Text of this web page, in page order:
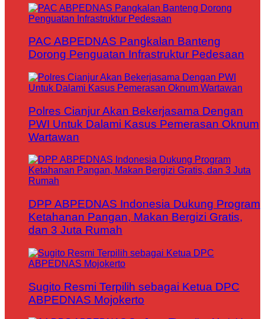
PAC ABPEDNAS Pangkalan Banteng
Dorong Penguatan Infrastruktur Pedesaan
Polres Cianjur Akan Bekerjasama Dengan
PWI Untuk Dalami Kasus Pemerasan Oknum
Wartawan
DPP ABPEDNAS Indonesia Dukung Program
Ketahanan Pangan, Makan Bergizi Gratis,
dan 3 Juta Rumah
Sugito Resmi Terpilih sebagai Ketua DPC
ABPEDNAS Mojokerto